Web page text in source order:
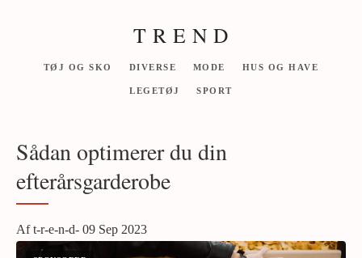
T R E N D
TØJ OG SKO DIVERSE MODE HUS OG HAVE
LEGETØJ SPORT
Sådan optimerer du din
efterårsgarderobe
Af t-r-e-n-d- 09 Sep 2023